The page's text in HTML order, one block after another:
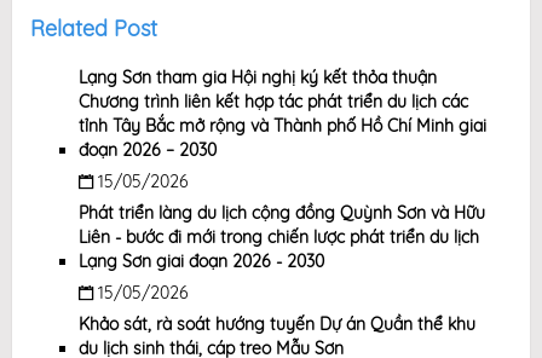
Related Post
Lạng Sơn tham gia Hội nghị ký kết thỏa thuận
Chương trình liên kết hợp tác phát triển du lịch các
tỉnh Tây Bắc mở rộng và Thành phố Hồ Chí Minh giai
đoạn 2026 – 2030
15/05/2026
Phát triển làng du lịch cộng đồng Quỳnh Sơn và Hữu
Liên - bước đi mới trong chiến lược phát triển du lịch
Lạng Sơn giai đoạn 2026 - 2030
15/05/2026
Khảo sát, rà soát hướng tuyến Dự án Quần thể khu
du lịch sinh thái, cáp treo Mẫu Sơn